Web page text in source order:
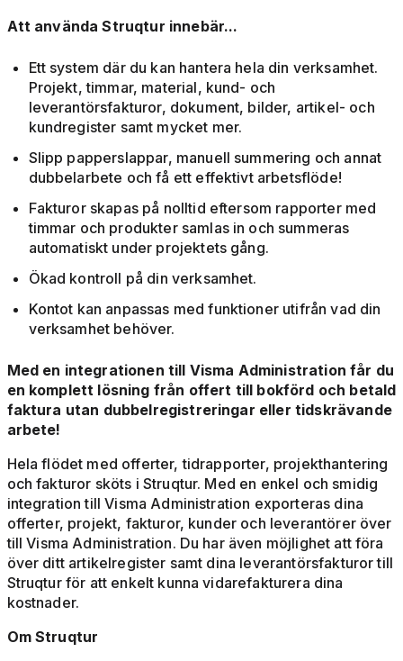
Att använda Struqtur innebär...
Ett system där du kan hantera hela din verksamhet.
Projekt, timmar, material, kund- och
leverantörsfakturor, dokument, bilder, artikel- och
kundregister samt mycket mer.
Slipp papperslappar, manuell summering och annat
dubbelarbete och få ett effektivt arbetsflöde!
Fakturor skapas på nolltid eftersom rapporter med
timmar och produkter samlas in och summeras
automatiskt under projektets gång.
Ökad kontroll på din verksamhet.
Kontot kan anpassas med funktioner utifrån vad din
verksamhet behöver.
Med en integrationen till Visma Administration får du
en komplett lösning från offert till bokförd och betald
faktura utan dubbelregistreringar eller tidskrävande
arbete!
Hela flödet med offerter, tidrapporter, projekthantering
och fakturor sköts i Struqtur. Med en enkel och smidig
integration till Visma Administration exporteras dina
offerter, projekt, fakturor, kunder och leverantörer över
till Visma Administration. Du har även möjlighet att föra
över ditt artikelregister samt dina leverantörsfakturor till
Struqtur för att enkelt kunna vidarefakturera dina
kostnader.
Om Struqtur